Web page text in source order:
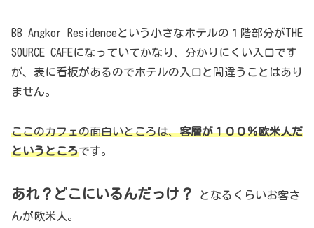
BB Angkor Residenceという小さなホテルの１階部分がTHE
SOURCE CAFEになっていてかなり、分かりにくい入口です
が、表に看板があるのでホテルの入口と間違うことはあり
ません。
ここのカフェの面白いところは、客層が１００％欧米人だ
というところです。
あれ？どこにいるんだっけ？
となるくらいお客さ
んが欧米人。